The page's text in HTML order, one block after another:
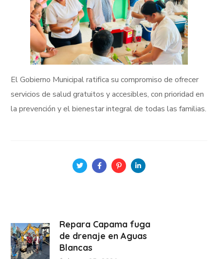
El Gobierno Municipal ratifica su compromiso de ofrecer
servicios de salud gratuitos y accesibles, con prioridad en
la prevención y el bienestar integral de todas las familias.
Repara Capama fuga
de drenaje en Aguas
Blancas